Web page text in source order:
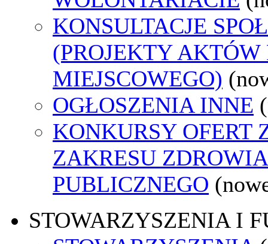
KONSULTACJE
(PROJEKTY AKTÓW
MIEJSCOWEGO)
OGŁOSZENIA INNE
KONKURSY OFERT
ZAKRESU ZDROWIA
PUBLICZNEGO
STOWARZYSZENIA I